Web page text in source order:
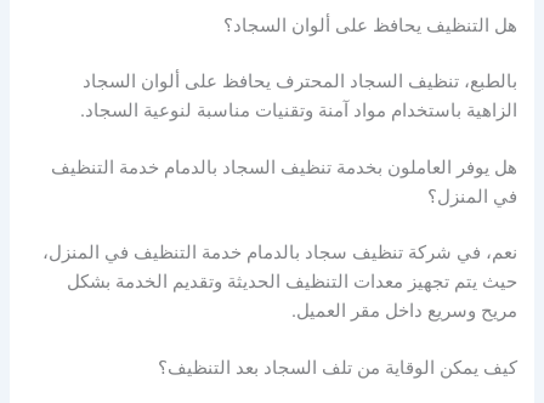
هل التنظيف يحافظ على ألوان السجاد؟
بالطبع، تنظيف السجاد المحترف يحافظ على ألوان السجاد
الزاهية باستخدام مواد آمنة وتقنيات مناسبة لنوعية السجاد.
هل يوفر العاملون بخدمة تنظيف السجاد بالدمام خدمة التنظيف
في المنزل؟
نعم، في شركة تنظيف سجاد بالدمام خدمة التنظيف في المنزل،
حيث يتم تجهيز معدات التنظيف الحديثة وتقديم الخدمة بشكل
مريح وسريع داخل مقر العميل.
كيف يمكن الوقاية من تلف السجاد بعد التنظيف؟